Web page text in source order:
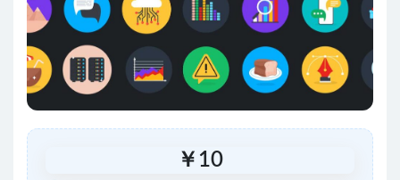
￥ 10